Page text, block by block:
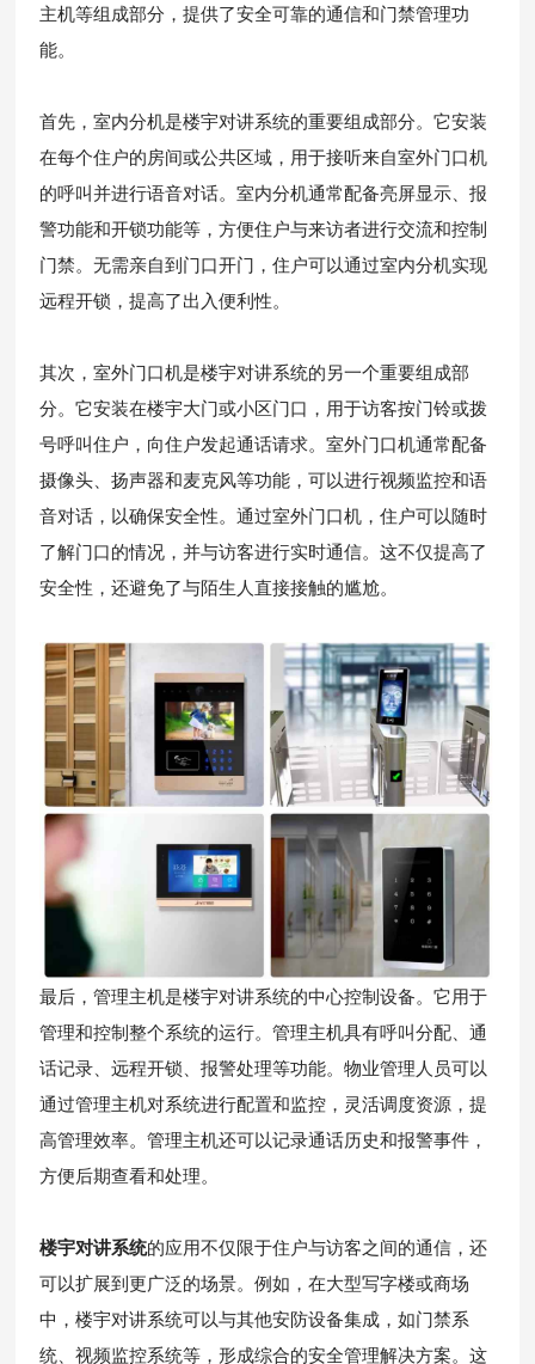
主机等组成部分，提供了安全可靠的通信和门禁管理功
能。
首先，室内分机是楼宇对讲系统的重要组成部分。它安装
在每个住户的房间或公共区域，用于接听来自室外门口机
的呼叫并进行语音对话。室内分机通常配备亮屏显示、报
警功能和开锁功能等，方便住户与来访者进行交流和控制
门禁。无需亲自到门口开门，住户可以通过室内分机实现
远程开锁，提高了出入便利性。
其次，室外门口机是楼宇对讲系统的另一个重要组成部
分。它安装在楼宇大门或小区门口，用于访客按门铃或拨
号呼叫住户，向住户发起通话请求。室外门口机通常配备
摄像头、扬声器和麦克风等功能，可以进行视频监控和语
音对话，以确保安全性。通过室外门口机，住户可以随时
了解门口的情况，并与访客进行实时通信。这不仅提高了
安全性，还避免了与陌生人直接接触的尴尬。
最后，管理主机是楼宇对讲系统的中心控制设备。它用于
管理和控制整个系统的运行。管理主机具有呼叫分配、通
话记录、远程开锁、报警处理等功能。物业管理人员可以
通过管理主机对系统进行配置和监控，灵活调度资源，提
高管理效率。管理主机还可以记录通话历史和报警事件，
方便后期查看和处理。
楼宇对讲系统的应用不仅限于住户与访客之间的通信，还
可以扩展到更广泛的场景。例如，在大型写字楼或商场
中，楼宇对讲系统可以与其他安防设备集成，如门禁系
统、视频监控系统等，形成综合的安全管理解决方案。这